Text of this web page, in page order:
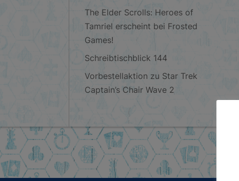
The Elder Scrolls: Heroes of
Tamriel erscheint bei Frosted
Games!
Schreibtischblick 144
Vorbestellaktion zu Star Trek
Captain’s Chair Wave 2